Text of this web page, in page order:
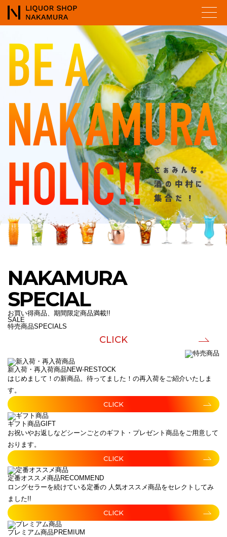
NAKAMURA
SPECIAL
お買い得商品、期間限定商品満載!!
SALE
特売商品SPECIALS
CLICK
新入荷・再入荷商品 NEW-RESTOCK
はじめまして！の新商品。待ってました！の再入荷をご紹介いたしま
す。
CLICK
ギフト商品GIFT
お祝いやお返しなどシーンごとのギフト・プレゼント商品をご用意して
おります。
CLICK
定番オススメ商品 RECOMMEND
ロングセラーを続けている定番の 人気オススメ商品をセレクトしてみ
ました!!
CLICK
プレミアム商品 PREMIUM